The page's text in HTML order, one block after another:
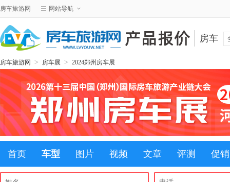
房车旅游网 网站导航
房车
房车旅游网 > 房车展 > 2024郑州房车展
首页 车型 图片 视频 文章 评测 促销